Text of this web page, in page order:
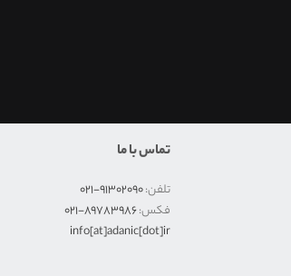
تماس با ما
تلفن:۹۱۳۰۲۰۹۰-۰۲۱
فکس:۸٩٧٨٣٩٨۶-۰۲۱
info[at]adanic[dot]ir